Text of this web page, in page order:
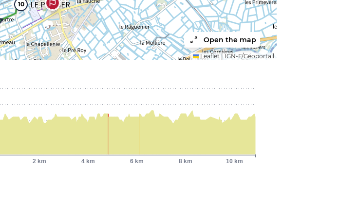
10
Open the map
Leaflet IGN-F/Géoportail
2 km 4 km 6 km 8 km 10 km